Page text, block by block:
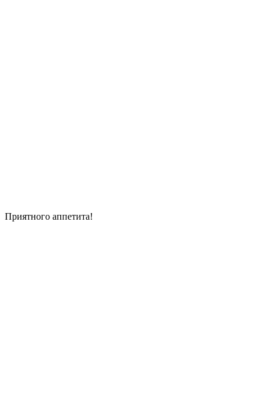
Приятного аппетита!